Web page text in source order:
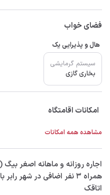
فضای خواب
هال و پذیرایی یک
سیستم گرمایشی
بخاری گازی
امکانات اقامتگاه
مشاهده همه امکانات
همراه 3 نفر اضافی در
اتاقک